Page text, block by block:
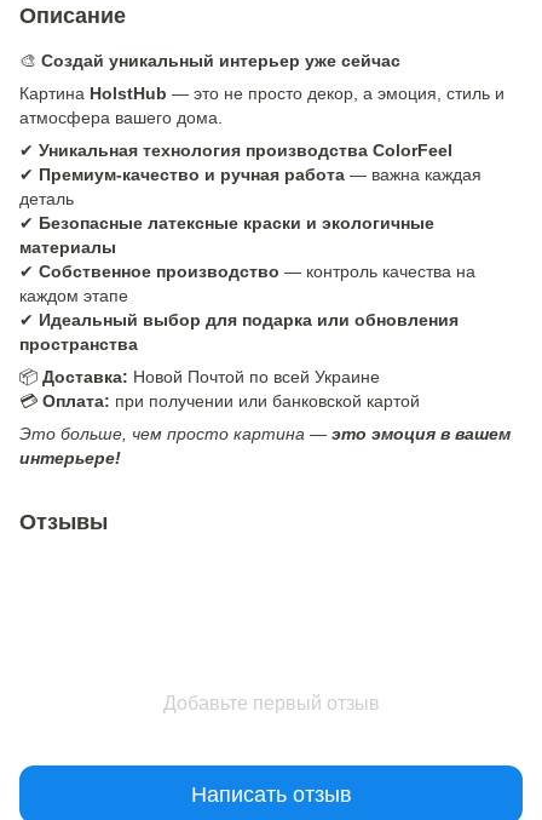
Описание
🎨 Создай уникальный интерьер уже сейчас
Картина HolstHub — это не просто декор, а эмоция, стиль и
атмосфера вашего дома.
✔ Уникальная технология производства ColorFeel
✔ Премиум-качество и ручная работа — важна каждая
деталь
✔ Безопасные латексные краски и экологичные
материалы
✔ Собственное производство — контроль качества на
каждом этапе
✔ Идеальный выбор для подарка или обновления
пространства
📦 Доставка: Новой Почтой по всей Украине
💳 Оплата: при получении или банковской картой
Это больше, чем просто картина — это эмоция в вашем
интерьере!
Отзывы
Добавьте первый отзыв
Написать отзыв